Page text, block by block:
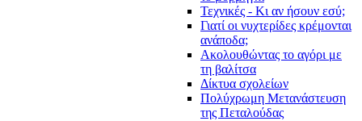
Τεχνικές - Κι αν ήσουν εσύ;
Γιατί οι νυχτερίδες κρέμονται
ανάποδα;
Ακολουθώντας το αγόρι με
τη βαλίτσα
Δίκτυα σχολείων
Πολύχρωμη Μετανάστευση
της Πεταλούδας